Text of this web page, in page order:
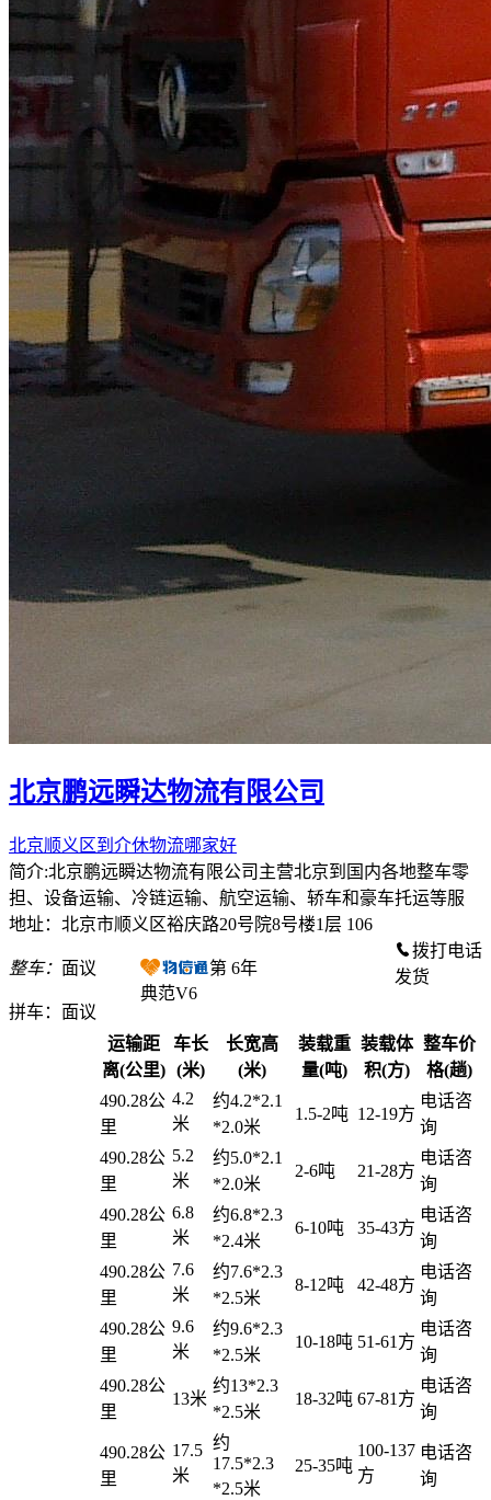
北京鹏远瞬达物流有限公司
北京顺义区到介休物流哪家好
简介:北京鹏远瞬达物流有限公司主营北京到国内各地整车零
担、设备运输、冷链运输、航空运输、轿车和豪车托运等服
地址：北京市顺义区裕庆路20号院8号楼1层 106
整车： 面议
拼车： 面议
第 6年
典范V6
拨打电话
发货
运输距
离(公里)
车长
(米)
长宽高
(米)
装载重
量(吨)
装载体
积(方)
整车价
格(趟)
490.28公
里
4.2
米
约4.2*2.1
*2.0米
1.5-2吨 12-19方
电话咨
询
490.28公
里
5.2
米
约5.0*2.1
*2.0米
2-6吨 21-28方
电话咨
询
490.28公
里
6.8
米
约6.8*2.3
*2.4米
6-10吨 35-43方
电话咨
询
490.28公
里
7.6
米
约7.6*2.3
*2.5米
8-12吨 42-48方
电话咨
询
490.28公
里
9.6
米
约9.6*2.3
*2.5米
10-18吨 51-61方
电话咨
询
490.28公
里
13米
约13*2.3
*2.5米
18-32吨 67-81方
电话咨
询
490.28公
里
17.5
米
约
17.5*2.3
*2.5米
25-35吨
100-137
方
电话咨
询